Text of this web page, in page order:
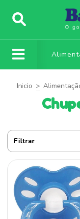
Inicio >
Filtrar